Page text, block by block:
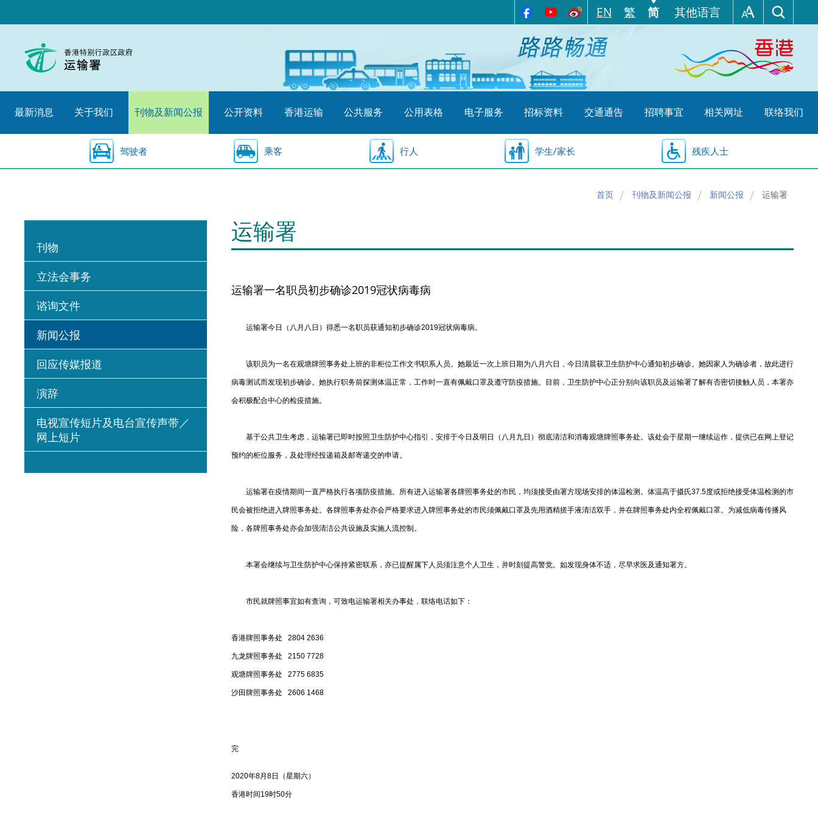
至
始
EN 繁 简 其他语言
最新消息 关于我们 刊物及新闻公报 公开资料 香港运输 公共服务 公用表格 电子服务 招标资料 交通通告 招聘事宜 相关网址 联络我们
驾驶者 乘客 行人 学生/家长 残疾人士
首页 刊物及新闻公报 新闻公报 运输署
刊物
立法会事务
谘询文件
新闻公报
回应传媒报道
演辞
电视宣传短片及电台宣传声带／
网上短片
运输署
运输署一名职员初步确诊2019冠状病毒病
运输署今日（八月八日）得悉一名职员获通知初步确诊2019冠状病毒病。
该职员为一名在观塘牌照事务处上班的非柜位工作文书职系人员。她最近一次上班日期为八月六日，今日清晨获卫生防护中心通知初步确诊。她因家人为确诊者，故此进行
病毒测试而发现初步确诊。她执行职务前探测体温正常，工作时一直有佩戴口罩及遵守防疫措施。目前，卫生防护中心正分别向该职员及运输署了解有否密切接触人员，本署亦
会积极配合中心的检疫措施。
基于公共卫生考虑，运输署已即时按照卫生防护中心指引，安排于今日及明日（八月九日）彻底清洁和消毒观塘牌照事务处。该处会于星期一继续运作，提供已在网上登记
预约的柜位服务，及处理经投递箱及邮寄递交的申请。
运输署在疫情期间一直严格执行各项防疫措施。所有进入运输署各牌照事务处的市民，均须接受由署方现场安排的体温检测。体温高于摄氏37.5度或拒绝接受体温检测的市
民会被拒绝进入牌照事务处。各牌照事务处亦会严格要求进入牌照事务处的市民须佩戴口罩及先用酒精搓手液清洁双手，并在牌照事务处内全程佩戴口罩。为减低病毒传播风
险，各牌照事务处亦会加强清洁公共设施及实施人流控制。
本署会继续与卫生防护中心保持紧密联系，亦已提醒属下人员须注意个人卫生，并时刻提高警觉。如发现身体不适，尽早求医及通知署方。
市民就牌照事宜如有查询，可致电运输署相关办事处，联络电话如下：
‪‪香港牌照事务处‬ 2804 2636‬
‪‪九龙牌照事务处‬ 2150 7728‬
‪‪观塘牌照事务处‬ 2775 6835‬
‪‪沙田牌照事务处‬ 2606 1468‬
完
2020年8月8日（星期六）
香港时间19时50分